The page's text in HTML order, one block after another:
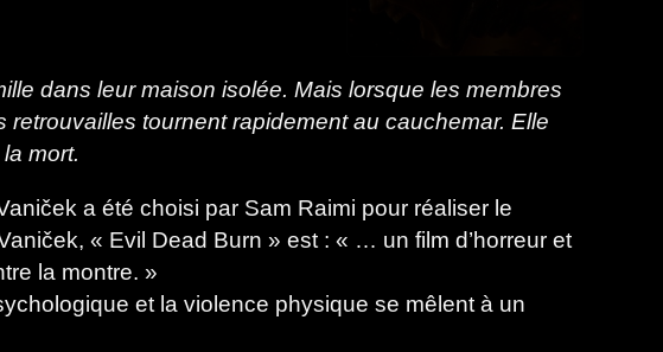
dans leur maison isolée. Mais lorsque les membres
retrouvailles tournent rapidement au cauchemar. Elle
lamort.
a été choisi par Sam Raimi pour réaliser le
« Evil Dead Burn » est : « … un film d’horreur et
la montre. »
et la violence physique se mêlent à un